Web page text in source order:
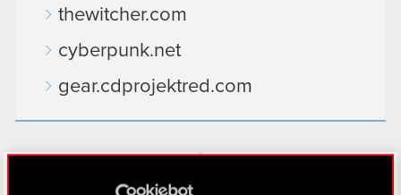
thewitcher.com
cyberpunk.net
gear.cdprojektred.com